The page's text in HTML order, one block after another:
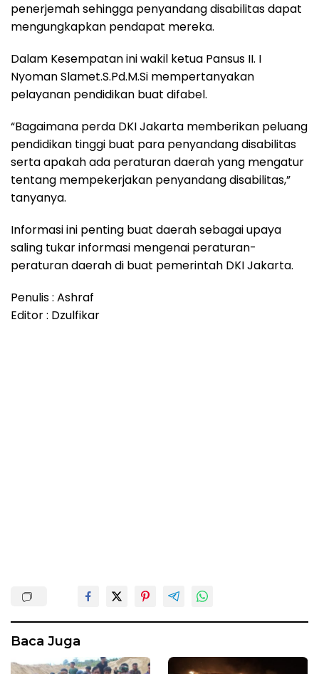
penerjemah sehingga penyandang disabilitas dapat
mengungkapkan pendapat mereka.
Dalam Kesempatan ini wakil ketua Pansus II. I
Nyoman Slamet.S.Pd.M.Si mempertanyakan
pelayanan pendidikan buat difabel.
“Bagaimana perda DKI Jakarta memberikan peluang
pendidikan tinggi buat para penyandang disabilitas
serta apakah ada peraturan daerah yang mengatur
tentang mempekerjakan penyandang disabilitas,”
tanyanya.
Informasi ini penting buat daerah sebagai upaya
saling tukar informasi mengenai peraturan-
peraturan daerah di buat pemerintah DKI Jakarta.
Penulis : Ashraf
Editor : Dzulfikar
Baca Juga